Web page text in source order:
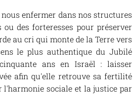
enfermer dans nos structures
ou des forteresses pour préserver
au cri qui monte de la Terre vers
le plus authentique du Jubilé
ans en Israël : laisser
afin qu'elle retrouve sa fertilité
sociale et la justice par